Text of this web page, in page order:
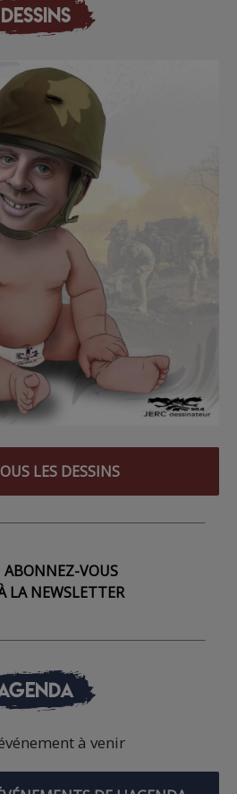
DESSINS
LES DESSINS
ABONNEZ-VOUS
LA NEWSLETTER
à venir